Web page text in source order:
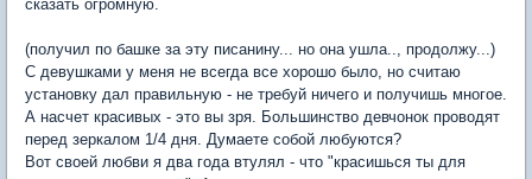
сказать огромную.
(получил по башке за эту писанину... но она ушла.., продолжу...)
С девушками у меня не всегда все хорошо было, но считаю
установку дал правильную - не требуй ничего и получишь многое.
А насчет красивых - это вы зря. Большинство девчонок проводят
перед зеркалом 1/4 дня. Думаете собой любуются?
Вот своей любви я два года втулял - что "красишься ты для